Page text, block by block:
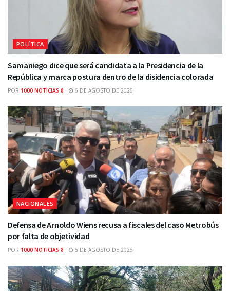
POLÍTICA
Samaniego dice que será candidata a la Presidencia de la
República y marca postura dentro de la disidencia colorada
POR 1000 NOTICIAS 8 6 DE AGOSTO DE 2026
NACIONALES
Defensa de Arnoldo Wiens recusa a fiscales del caso Metrobús
por falta de objetividad
POR 1000 NOTICIAS 8 6 DE AGOSTO DE 2026